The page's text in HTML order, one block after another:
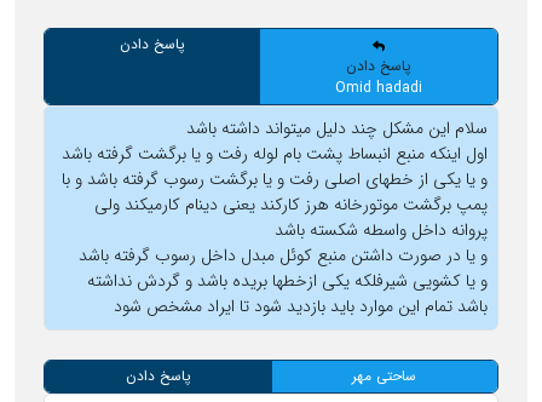
پاسخ دادن
Omid hadadi
پاسخ دادن
سلام این مشکل چند دلیل میتواند داشته باشد
اول اینکه منبع انبساط پشت بام لوله رفت و یا برگشت گرفته باشد
و یا یکی از خطهای اصلی رفت و یا برگشت رسوب گرفته باشد و با
پمپ برگشت موتورخانه هرز کارکند یعنی دینام کارمیکند ولی
پروانه داخل واسطه شکسته باشد
و یا در صورت داشتن منبع کوئل مبدل داخل رسوب گرفته باشد
و یا کشویی شیرفلکه یکی ازخطها بریده باشد و گردش نداشته
باشد تمام این موارد باید بازدید شود تا ایراد مشخص شود
ساحتی مهر پاسخ دادن